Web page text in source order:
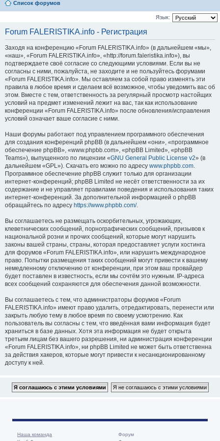
Список форумов
Язык:
Forum FALERISTIKA.info - Регистрация
Заходя на конференцию «Forum FALERISTIKA.info» (в дальнейшем «мы»,
«наш», «Forum FALERISTIKA.info», «http://forum.faleristika.info»), вы
подтверждаете своё согласие со следующими условиями. Если вы не
согласны с ними, пожалуйста, не заходите и не пользуйтесь форумами
«Forum FALERISTIKA.info». Мы оставляем за собой право изменять эти
правила в любое время и сделаем всё возможное, чтобы уведомить вас об
этом. Вместе с тем, ответственность за регулярный просмотр настойщих
условий на предмет изменений лежит на вас, так как использование
конференции «Forum FALERISTIKA.info» после обновления/исправления
условий означает ваше согласие с ними.
Наши форумы работают под управлением программного обеспечения
для создания конференций phpBB (в дальнейшем «они», «программное
обеспечение phpBB», «www.phpbb.com», «phpBB Limited», «phpBB
Teams»), выпущенного по лицензии «GNU General Public License v2» (в
дальнейшем «GPL»). Скачать его можно по адресу www.phpbb.com.
Программное обеспечение phpBB служит только для организации
интернет-конференций; phpBB Limited не несёт ответственности за их
содержание и не управляет правилами поведения и использования таких
интернет-конференций. За дополнительной информацией о phpBB
обращайтесь по адресу https://www.phpbb.com/.
Вы соглашаетесь не размещать оскорбительных, угрожающих,
клеветнических сообщений, порнографических сообщений, призывов к
национальной розни и прочих сообщений, которые могут нарушить
законы вашей страны, страны, которая предоставляет услуги хостинга
для форумов «Forum FALERISTIKA.info», или нарушить международное
право. Попытки размещения таких сообщений могут привести к вашему
немедленному отключению от конференции, при этом ваш провайдер
будет поставлен в известность, если мы сочтём это нужным. IP-адреса
всех сообщений сохраняются для обеспечения данной возможности.
Вы соглашаетесь с тем, что администраторы форумов «Forum
FALERISTIKA.info» имеют право удалить, отредактировать, перенести или
закрыть любую тему в любое время по своему усмотрению. Как
пользователь вы согласны с тем, что введённая вами информация будет
храниться в базе данных. Хотя эта информация не будет открыта
третьим лицам без вашего разрешения, ни администрация конференции
«Forum FALERISTIKA.info», ни phpBB Limited не может быть ответственна
за действия хакеров, которые могут привести к несанкционированному
доступу к ней.
Наша команда
Форум